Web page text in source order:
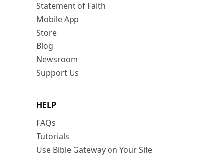
Statement of Faith
Mobile App
Store
Blog
Newsroom
Support Us
HELP
FAQs
Tutorials
Use Bible Gateway on Your Site